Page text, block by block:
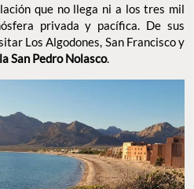
que no llega ni a los tres mil
privada y pacífica. De sus
Los Algodones, San Francisco y
San Pedro Nolasco.